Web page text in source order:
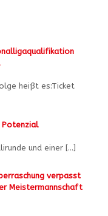
heißt es:Ticket
Potenzial
und einer […]
verpasst
Meistermannschaft